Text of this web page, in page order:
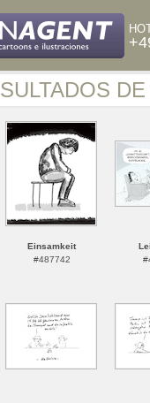
Einsamkeit
#487742